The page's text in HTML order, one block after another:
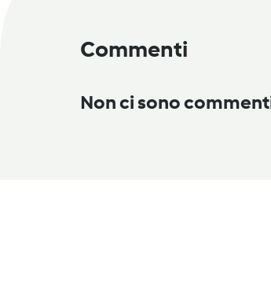
Commenti
Non ci sono